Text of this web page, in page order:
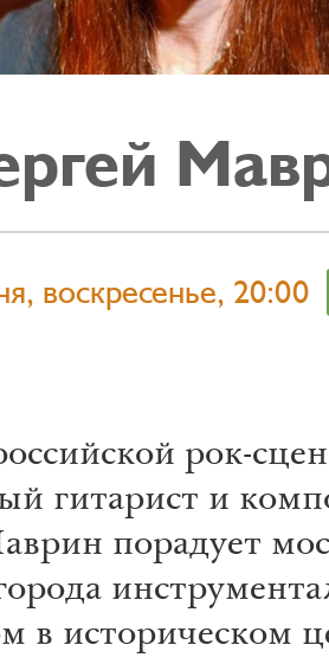
воскресенье, 20:00
рок-
гитарист и
порадует
в историческом